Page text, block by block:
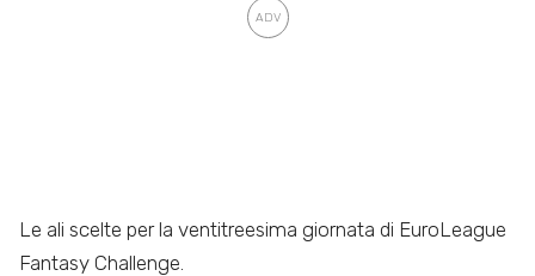
Le ali scelte per la ventitreesima giornata di EuroLeague
Fantasy Challenge.